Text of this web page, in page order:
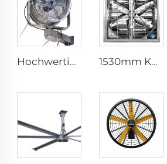
Hochwertig 220V Industrie-Wassernebel Ventilator Kühlung Günstige Wandmontage Lüftungsventilatoren Fabriken Restaurants Industrie 1530mm Kuhstall galvanisierter industrieller rostfreier Stahlwandlüfter, Ventilations-Abluftlüfter